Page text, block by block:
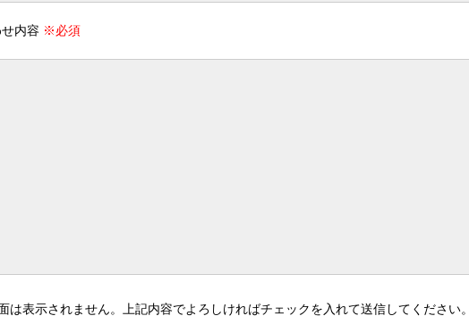
内容 ※必須
は表示されません。上記内容でよろしければチェックを入れて送信してください。